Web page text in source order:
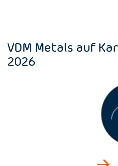
VDM Metals auf
2026